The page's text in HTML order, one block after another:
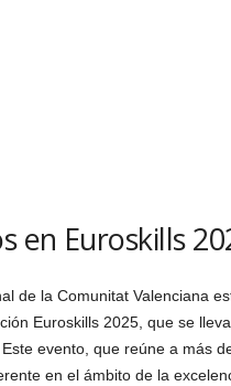
en Euroskills
de la Comunitat Valenciana
Euroskills 2025, que se
evento, que reúne a más
en el ámbito de la